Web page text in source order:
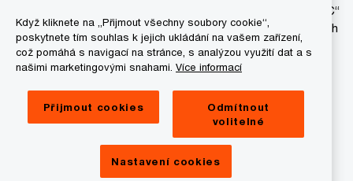
© 2017 - 2026 PwC. Všechna práva vyhrazena. Název “PwC“
označuje síť firem PwC a/anebo jednu anebo více členských
firem, které jsou samostatným právním subjektem. Bližší
informace najdete na stráncewww.pwc.com/structure
Ochrana osobních údajů
Cookie informace
Provozovatel a správce stránek
Když kliknete na „Přijmout všechny soubory cookie“,
poskytnete tím souhlas k jejich ukládání na vašem zařízení,
což pomáhá s navigací na stránce, s analýzou využití dat a s
našimi marketingovými snahami. Více informací
Přijmout cookies
Odmítnout
volitelné
Nastavení cookies